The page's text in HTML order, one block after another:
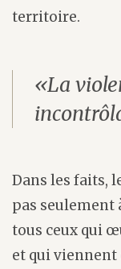
territoire.
«La
Dans les faits,
pas seulement
tous ceux qui
et qui viennent